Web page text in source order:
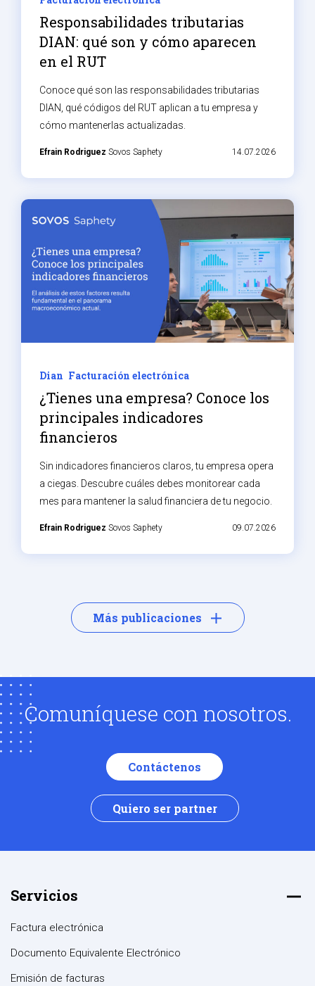
Responsabilidades tributarias
DIAN: qué son y cómo aparecen
en el RUT
Conoce qué son las responsabilidades tributarias
DIAN, qué códigos del RUT aplican a tu empresa y
cómo mantenerlas actualizadas.
Efrain Rodriguez Sovos Saphety 14.07.2026
Dian Facturación electrónica
¿Tienes una empresa? Conoce los
principales indicadores
financieros
Sin indicadores financieros claros, tu empresa opera
a ciegas. Descubre cuáles debes monitorear cada
mes para mantener la salud financiera de tu negocio.
Efrain Rodriguez Sovos Saphety 09.07.2026
Más publicaciones
Comuníquese con nosotros.
Contáctenos
Quiero ser partner
Servicios
Factura electrónica
Documento Equivalente Electrónico
Emisión de facturas